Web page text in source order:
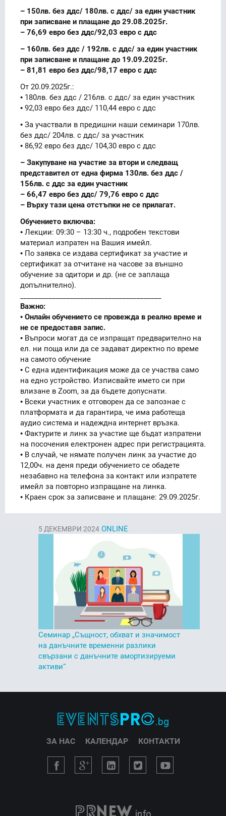
– 150лв. без ддс/ 180лв. с ддс/ за един участник
при записване и плащане до 29.08.2025г.
– 76,69 евро без ддс/92,03 евро с ддс
– 160лв. без ддс / 192лв. с ддс/ за един участник
при записване и плащане до 19.09.2025г.
– 81,81 евро без ддс/98,17 евро с ддс
От 20.09.2025г.:
• 180лв. без ддс / 216лв. с ддс/ за един участник
• 92,03 евро без ддс/ 110,44 евро с ддс
• За участвали в предишни наши семинари 170лв.
без ддс/ 204лв. с ддс/ за участник
• 86,92 евро без ддс/ 104,30 евро с ддс
– Закупуване на участие за втори и следващ
представител от една фирма 130лв. без ддс /
156лв. с ддс за един участник
– 66,47 евро без ддс/ 79,76 евро с ддс
– Върху тази цена отстъпки не се прилагат.
Обучението включва:
• Лекции: 09:30 – 13:30 ч., подробен текстови
материал изпратен на Вашия имейл.
• По заявка се издава сертификат за участие и
сертификат за отчитане на часове за външно
обучение за одитори и др. (не се заплаща
допълнително).
Важно:
• Онлайн обучението се провежда в реално време и
не се предоставя запис.
• Въпроси могат да се изпращат предварително на
ел. ни поща или да се задават директно по време
на самото обучение
• С една идентификация може да се участва само
на едно устройство. Изписвайте името си при
влизане в Zoom, за да бъдете допуснати.
• Всеки участник е отговорен да се запознае с
платформата и да гарантира, че има работеща
аудио система и надеждна интернет връзка.
• Фактурите и линк за участие ще бъдат изпратени
на посочения електронен адрес при регистрацията.
• В случай, че нямате получен линк за участие до
12,00ч. на деня преди обучението се обадете
незабавно на телефона за контакт или изпратете
имейл за повторно изпращане на линка.
• Краен срок за записване и плащане: 29.09.2025г.
5 ДЕКЕМВРИ 2024 ONLINE
Семинар „Същност, обхват и значимост
на данъчните временни разлики
свързани с данъчните амортизируеми
активи“
ЗА НАС КАЛЕНДАР КОНТАКТИ